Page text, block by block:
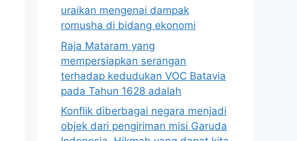
uraikan mengenai dampak
romusha di bidang ekonomi
Raja Mataram yang
mempersiapkan serangan
terhadap kedudukan VOC Batavia
pada Tahun 1628 adalah
Konflik diberbagai negara menjadi
objek dari pengiriman misi Garuda